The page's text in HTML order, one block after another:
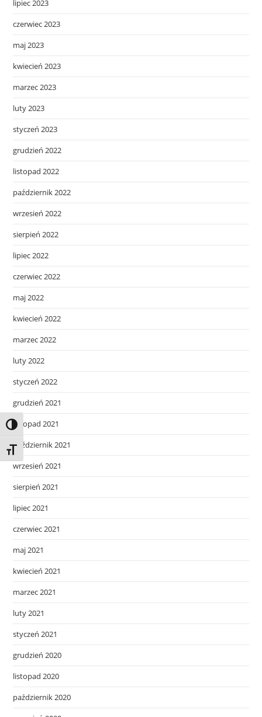
Toggle High Contrast
Toggle Font size
lipiec 2023
czerwiec 2023
maj 2023
kwiecień 2023
marzec 2023
luty 2023
styczeń 2023
grudzień 2022
listopad 2022
październik 2022
wrzesień 2022
sierpień 2022
lipiec 2022
czerwiec 2022
maj 2022
kwiecień 2022
marzec 2022
luty 2022
styczeń 2022
grudzień 2021
listopad 2021
październik 2021
wrzesień 2021
sierpień 2021
lipiec 2021
czerwiec 2021
maj 2021
kwiecień 2021
marzec 2021
luty 2021
styczeń 2021
grudzień 2020
listopad 2020
październik 2020